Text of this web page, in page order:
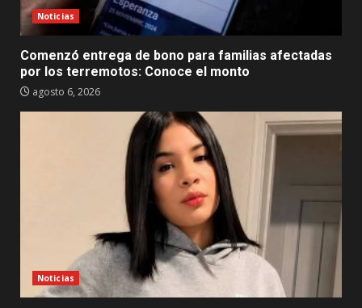
Noticias
Comenzó entrega de bono para familias afectadas
por los terremotos: Conoce el monto
agosto 6, 2026
Noticias